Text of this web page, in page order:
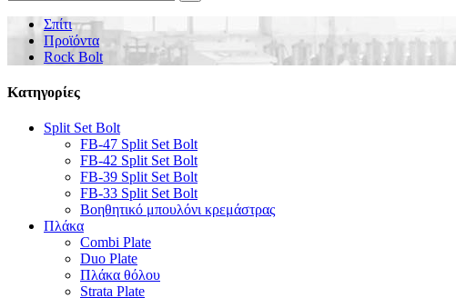
Σπίτι
Προϊόντα
Rock Bolt
Κατηγορίες
Split Set Bolt
FB-47 Split Set Bolt
FB-42 Split Set Bolt
FB-39 Split Set Bolt
FB-33 Split Set Bolt
Βοηθητικό μπουλόνι κρεμάστρας
Πλάκα
Combi Plate
Duo Plate
Πλάκα θόλου
Strata Plate